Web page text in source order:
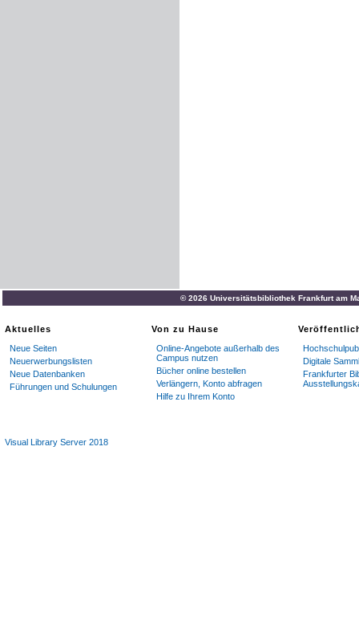
© 2026 Universitätsbibliothek Frankfurt am
Aktuelles
Neue Seiten
Neuerwerbungslisten
Neue Datenbanken
Führungen und Schulungen
Von zu Hause
Online-Angebote außerhalb des
Campus nutzen
Bücher online bestellen
Verlängern, Konto abfragen
Hilfe zu Ihrem Konto
Digitale
Frankfurter
Visual Library Server 2018